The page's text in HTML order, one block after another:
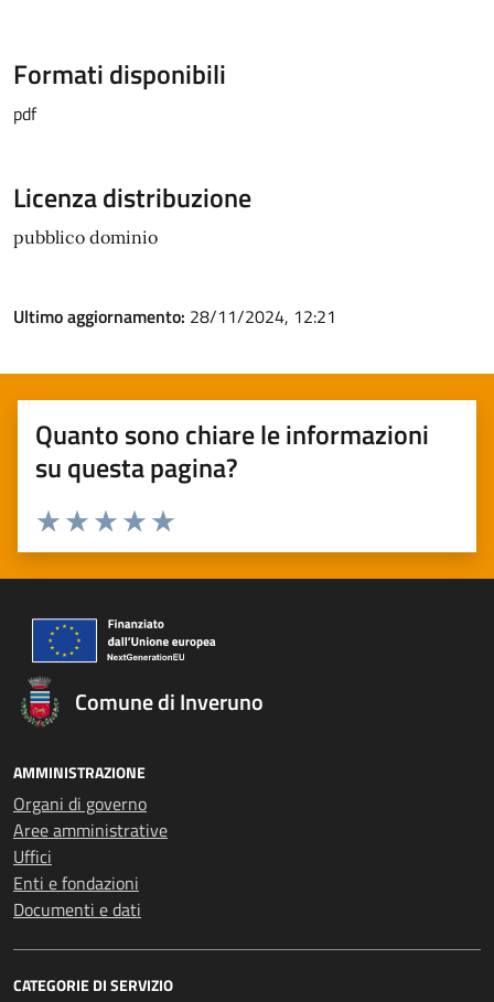
Formati disponibili
pdf
Licenza distribuzione
pubblico dominio
Ultimo aggiornamento: 28/11/2024, 12:21
Quanto sono chiare le informazioni
su questa pagina?
Valuta 5 stelle su 5
Valuta 4 stelle su 5
Valuta 3 stelle su 5
Valuta 2 stelle su 5
Valuta 1 stelle su 5
Comune di Inveruno
AMMINISTRAZIONE
Organi di governo
Aree amministrative
Uffici
Enti e fondazioni
Documenti e dati
CATEGORIE DI SERVIZIO